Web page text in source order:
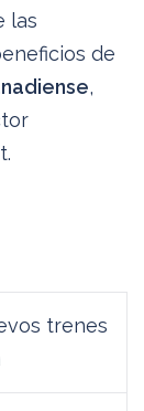
las
de
,
trenes